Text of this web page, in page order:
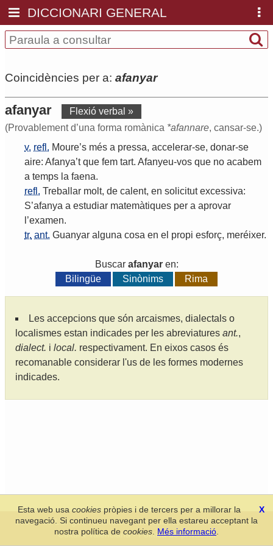
DICCIONARI GENERAL
Coincidències per a: afanyar
afanyar
Flexió verbal »
(Provablement d’una forma romànica *afannare, cansar-se.)
v. refl. Moure’s més a pressa, accelerar-se, donar-se
aire: Afanya’t que fem tart. Afanyeu-vos que no acabem
a temps la faena.
refl. Treballar molt, de calent, en solicitut excessiva:
S’afanya a estudiar matemàtiques per a aprovar
’examen.
tr. ant. Guanyar alguna cosa en el propi esforç, meréixer.
Buscar afanyaren:
Bilingüe
Sinònims Rima
Les accepcions que són arcaismes, dialectals o
localismes estan indicades per les abreviatures ant.,
dialect. i local. respectivament. En eixos casos és
recomanable considerar l'us de les formes modernes
indicades.
Secció de Llengua i Lliteratura Valencianes-Real Acadèmia de
Cultura Valenciana-Política de privacitat
X
Esta web usacookies pròpies i de tercers per a millorar la
navegació. Si continueu navegant per ella estareu acceptant la
nostra política de cookies Més informació